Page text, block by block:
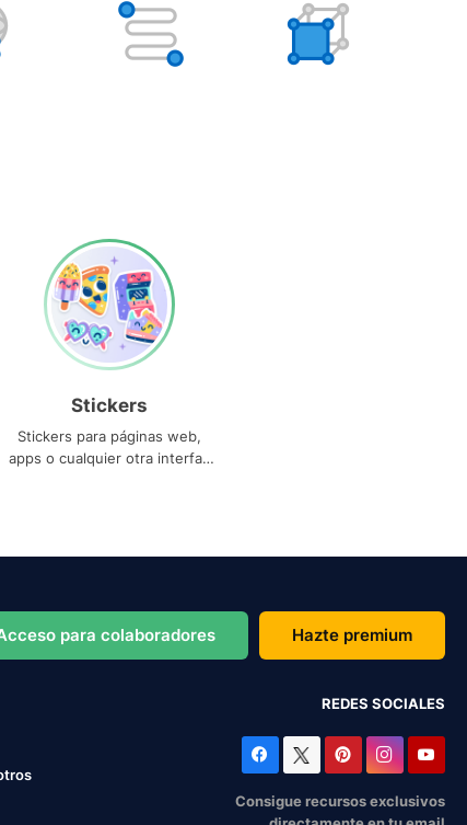
Stickers
Stickers para páginas web,
apps o cualquier otra interfaz
para colaboradores Hazte premium
REDES SOCIALES
Consigue recursos exclusivos